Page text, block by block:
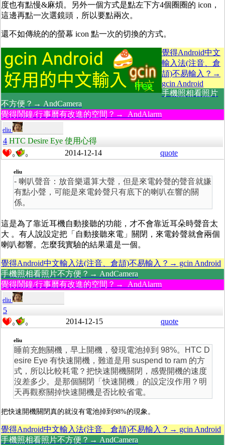
度也有點慢&麻煩。另外一個方式是點左下方4個圈圈的 icon，
這邊再點一次選鏡頭，所以要點兩次。
還不如傳統的的螢幕 icon 點一次的切換的方式。
覺得Android中文
輸入法(注音、倉
頡)不易輸入？→
gcin Android
手機照相看照片
不方便？→ AndCamera
覺得鬧鐘/行事曆有改進的空間？→ AndAlarm
eliu
4 HTC Desire Eye 使用心得
0 0 2014-12-14 quote
eliu
- 喇叭聲音：放音樂還算大聲，但是來電鈴聲的聲音就嫌
有點小聲，可能是來電鈴聲只有底下的喇叭在響的關
係。
這是為了靠近耳機自動接聽的功能，才不會靠近耳朵時聲音太
大 。有人說設定把「自動接聽來電」關閉，來電鈴聲就會兩個
喇叭都響。怎麼我實驗的結果還是一個。
覺得Android中文輸入法(注音、倉頡)不易輸入？→ gcin Android
手機照相看照片不方便？→ AndCamera
覺得鬧鐘/行事曆有改進的空間？→ AndAlarm
eliu
5
0 0 2014-12-15 quote
eliu
睡前充飽關機，早上開機，發現電池掉到 98%。HTC D
esire Eye 有快速開機，難道是用 suspend to ram 的方
式，所以比較耗電？把快速開機關閉，感覺開機的速度
沒差多少。是那個關閉「快速開機」的設定沒作用？明
天再觀察關掉快速開機是否比較省電。
把快速開機關閉真的就沒有電池掉到98%的現象。
覺得Android中文輸入法(注音、倉頡)不易輸入？→ gcin Android
手機照相看照片不方便？→ AndCamera